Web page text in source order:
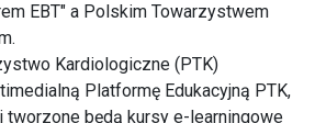
EBT" a Polskim Towarzystwem
Kardiologiczne (PTK)
Platformę Edukacyjną PTK,
tworzone będą kursy e-learningowe